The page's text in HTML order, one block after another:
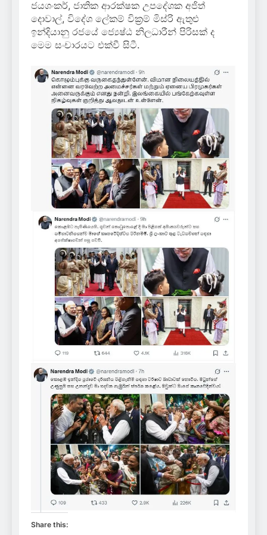
ජයශංකර්, ජාතික ආරක්ෂක උපදේශක අජිත්
දොවාල්, විදේශ ලේකම් වික්‍රම් මිස්රි ඇතුළු
ඉන්දියානු රජයේ ජ්‍යෙෂ්ඨ නිලධාරීන් පිරිසක් ද
මෙම සංචාරයට එක්වී සිටී.
Share this: